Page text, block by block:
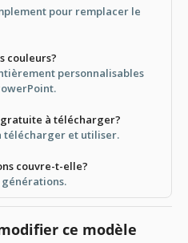
pour remplacer le
couleurs?
personnalisables
à télécharger?
télécharger et utiliser.
couvre-t-elle?
générations.
ce modèle